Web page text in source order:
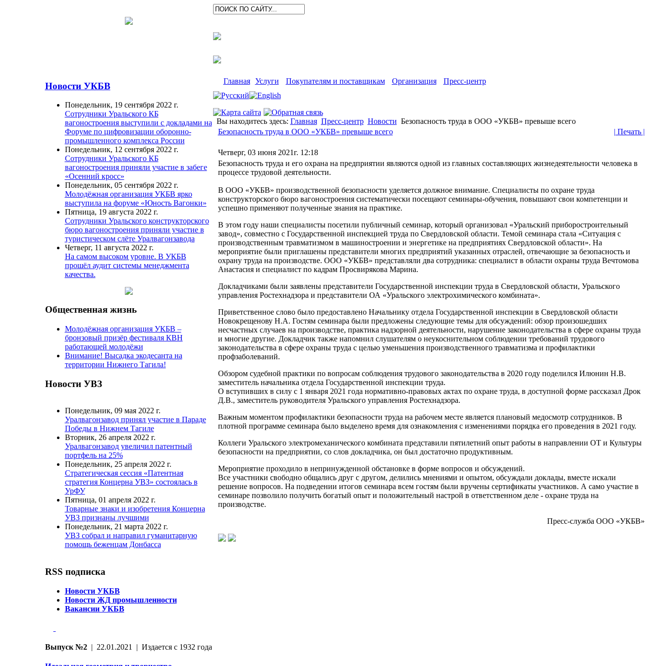
Новости УКБВ
Понедельник, 19 сентября 2022 г.
Сотрудники Уральского КБ
вагоностроения выступили с докладами на
Форуме по цифровизации оборонно-
промышленного комплекса России
Понедельник, 12 сентября 2022 г.
Сотрудники Уральского КБ
вагоностроения приняли участие в забеге
«Осенний кросс»
Понедельник, 05 сентября 2022 г.
Молодёжная организация УКБВ ярко
выступила на форуме «Юность Вагонки»
Пятница, 19 августа 2022 г.
Сотрудники Уральского конструкторского
бюро вагоностроения приняли участие в
туристическом слёте Уралвагонзавода
Четверг, 11 августа 2022 г.
На самом высоком уровне. В УКБВ
прошёл аудит системы менеджмента
качества.
Общественная жизнь
Молодёжная организация УКБВ –
бронзовый призёр фестиваля КВН
работающей молодёжи
Внимание! Высадка экодесанта на
территории Нижнего Тагила!
Новости УВЗ
Понедельник, 09 мая 2022 г.
Уралвагонзавод принял участие в Параде
Победы в Нижнем Тагиле
Вторник, 26 апреля 2022 г.
Уралвагонзавод увеличил патентный
портфель на 25%
Понедельник, 25 апреля 2022 г.
Стратегическая сессия «Патентная
стратегия Концерна УВЗ» состоялась в
УрФУ
Пятница, 01 апреля 2022 г.
Товарные знаки и изобретения Концерна
УВЗ признаны лучшими
Понедельник, 21 марта 2022 г.
УВЗ собрал и направил гуманитарную
помощь беженцам Донбасса
RSS подписка
Новости УКБВ
Новости ЖД промышленности
Вакансии УКБВ
Выпуск №2| 22.01.2021 | Издается с 1932 года
Главная Услуги Покупателям и поставщикам Организация Пресс-центр
Вы находитесь здесь: Главная Пресс-центр Новости Безопасность труда в ООО «УКБВ» превыше всего
Безопасность труда в ООО «УКБВ» превыше всего
| Печать |
Четверг, 03 июня 2021г. 12:18
Безопасность труда и его охрана на предприятии являются одной из главных составляющих жизнедеятельности человека в
процессе трудовой деятельности.
В ООО «УКБВ» производственной безопасности уделяется должное внимание. Специалисты по охране труда
конструкторского бюро вагоностроения систематически посещают семинары-обучения, повышают свои компетенции и
успешно применяют полученные знания на практике.
В этом году наши специалисты посетили публичный семинар, который организовал «Уральский приборостроительный
завод», совместно с Государственной инспекцией труда по Свердловской области. Темой семинара стала «Ситуация с
производственным травматизмом в машиностроении и энергетике на предприятиях Свердловской области». На
мероприятие были приглашены представители многих предприятий указанных отраслей, отвечающие за безопасность и
охрану труда на производстве. ООО «УКБВ» представляли два сотрудника: специалист в области охраны труда Вечтомова
Анастасия и специалист по кадрам Просвирякова Марина.
Докладчиками были заявлены представители Государственной инспекции труда в Свердловской области, Уральского
управления Ростехнадзора и представители ОА «Уральского электрохимического комбината».
Приветственное слово было предоставлено Начальнику отдела Государственной инспекции в Свердловской области
Новокрещенову Н.А. Гостям семинара были предложены следующие темы для обсуждений: обзор произошедших
несчастных случаев на производстве, практика надзорной деятельности, нарушение законодательства в сфере охраны труда
и многие другие. Докладчик также напомнил слушателям о неукоснительном соблюдении требований трудового
законодательства в сфере охраны труда с целью уменьшения производственного травматизма и профилактики
профзаболеваний.
Обзором судебной практики по вопросам соблюдения трудового законодательства в 2020 году поделился Илюнин Н.В.
заместитель начальника отдела Государственной инспекции труда.
О вступивших в силу с 1 января 2021 года нормативно-правовых актах по охране труда, в доступной форме рассказал Дрок
Д.В., заместитель руководителя Уральского управления Ростехнадзора.
Важным моментом профилактики безопасности труда на рабочем месте является плановый медосмотр сотрудников. В
плотной программе семинара было выделено время для ознакомления с изменениями порядка его проведения в 2021 году.
Коллеги Уральского электромеханического комбината представили пятилетний опыт работы в направлении ОТ и Культуры
безопасности на предприятии, со слов докладчика, он был достаточно продуктивным.
Мероприятие проходило в непринужденной обстановке в форме вопросов и обсуждений.
Все участники свободно общались друг с другом, делились мнениями и опытом, обсуждали доклады, вместе искали
решение вопросов. На подведении итогов семинара всем гостям были вручены сертификаты участников. А само участие в
семинаре позволило получить богатый опыт и положительный настрой в ответственном деле - охране труда на
производстве.
Пресс-служба ООО «УКБВ»